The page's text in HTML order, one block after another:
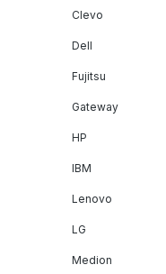
Clevo
Dell
Fujitsu
Gateway
HP
IBM
Lenovo
LG
Medion